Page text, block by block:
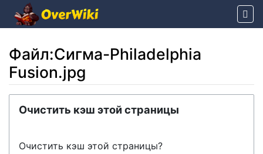
Файл:Сигма-Philadelphia
Fusion.jpg
Очистить кэш этой страницы
Очистить кэш этой страницы?